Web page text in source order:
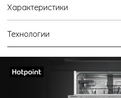
Характеристики
Технологии